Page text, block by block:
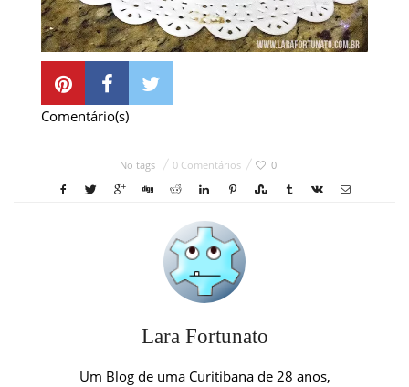
Comentário(s)
No tags 0 Comentários 0
Lara Fortunato
Um Blog de uma Curitibana de 28 anos,